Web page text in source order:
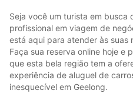
Seja você um turista em busca
profissional em viagem de
está aqui para atender às suas
Faça sua reserva online hoje e
que esta bela região tem a
experiência de aluguel de
inesquecível em Geelong.